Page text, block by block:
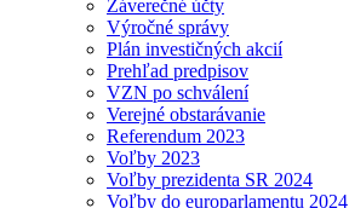
Záverečné účty
Výročné správy
Plán investičných akcií
Prehľad predpisov
VZN po schválení
Verejné obstarávanie
Referendum 2023
Voľby 2023
Voľby prezidenta SR 2024
Voľby do europarlamentu 2024